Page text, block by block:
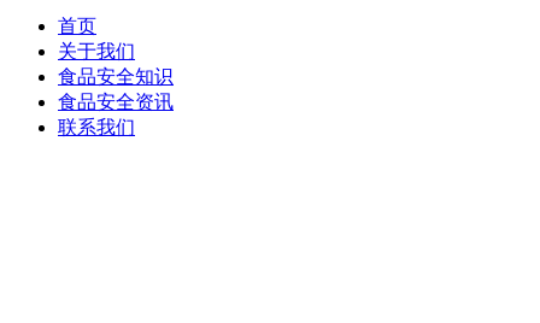
首页
关于我们
食品安全知识
食品安全资讯
联系我们